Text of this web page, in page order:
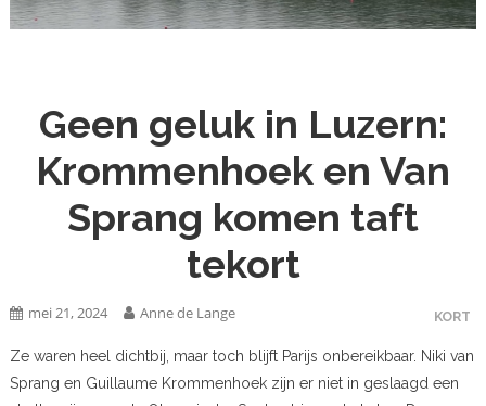
Geen geluk in Luzern:
Krommenhoek en Van
Sprang komen taft
tekort
KORT
mei 21, 2024 Anne de Lange
Ze waren heel dichtbij, maar toch blijft Parijs onbereikbaar. Niki van
Sprang en Guillaume Krommenhoek zijn er niet in geslaagd een